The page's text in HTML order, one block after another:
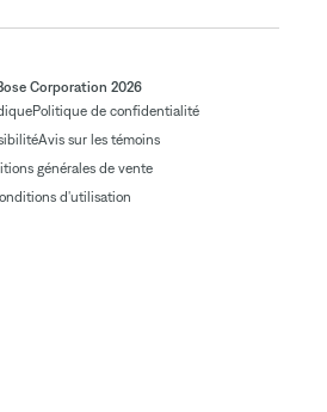
Corporation 2026
Politique de confidentialité
Avis sur les témoins
générales de vente
d'utilisation